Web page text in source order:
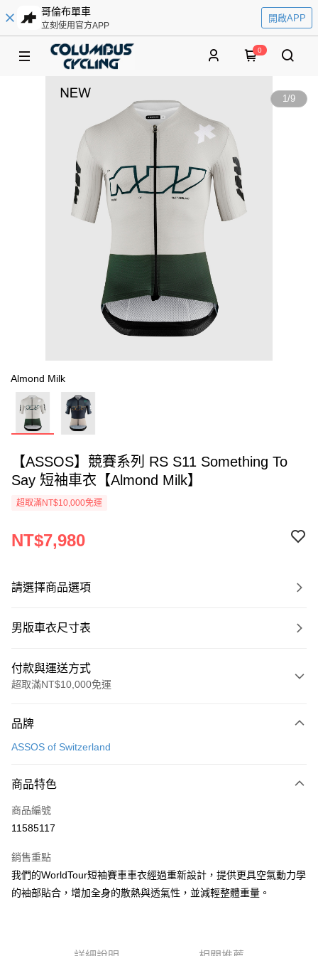
哥倫布單車
立刻使用官方APP
開啟APP
0
1/9
Almond Milk
【ASSOS】競賽系列 RS S11 Something To
Say 短袖車衣【Almond Milk】
超取滿NT$10,000免運
NT$7,980
請選擇商品選項
男版車衣尺寸表
付款與運送方式
超取滿NT$10,000免運
信用卡一次付款
運送方式
全家取貨付款
付款後全家取貨
每筆NT$90
付款後7-11取貨
品牌
ASSOS of Switzerland
商品特色
商品編號
11585117
銷售重點
我們的WorldTour短袖賽車車衣經過重新設計，提供更具空氣動力學
的袖部貼合，增加全身的散熱與透氣性，並減輕整體重量。